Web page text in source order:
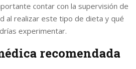
contar con la supervisión de
al realizar este tipo de dieta y qué
experimentar.
recomendada